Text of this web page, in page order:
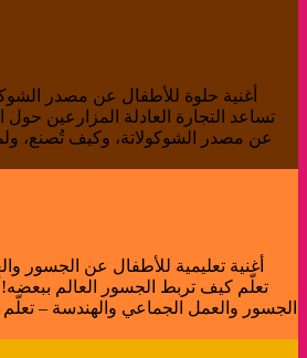
أغنية حلوة للأطفال عن مصدر
تساعد التجارة العادلة المزارعين حول
عن مصدر الشوكولاتة، وكيف تُصنع،
أغنية تعليمية للأطفال عن الجسور
تعلّم كيف تربط الجسور العالم ببعضه!
الجسور والعمل الجماعي والهندسة –